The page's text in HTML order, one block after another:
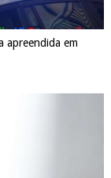
apreendida em